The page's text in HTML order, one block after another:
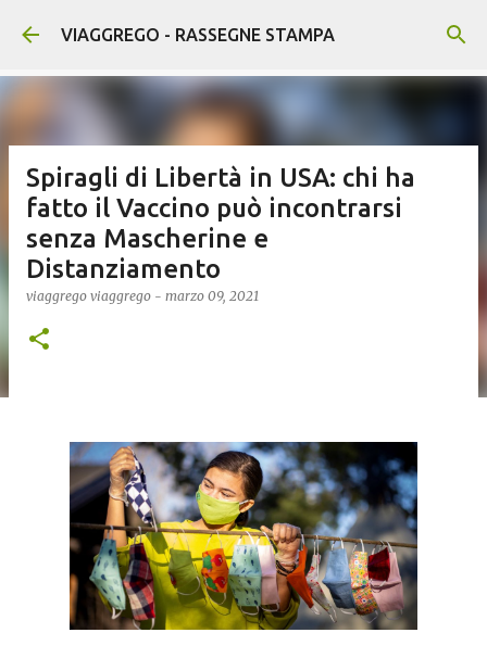
Passa ai contenuti principali
VIAGGREGO - RASSEGNE STAMPA
Spiragli di Libertà in USA: chi ha
fatto il Vaccino può incontrarsi
senza Mascherine e
Distanziamento
viaggrego viaggrego - marzo 09, 2021